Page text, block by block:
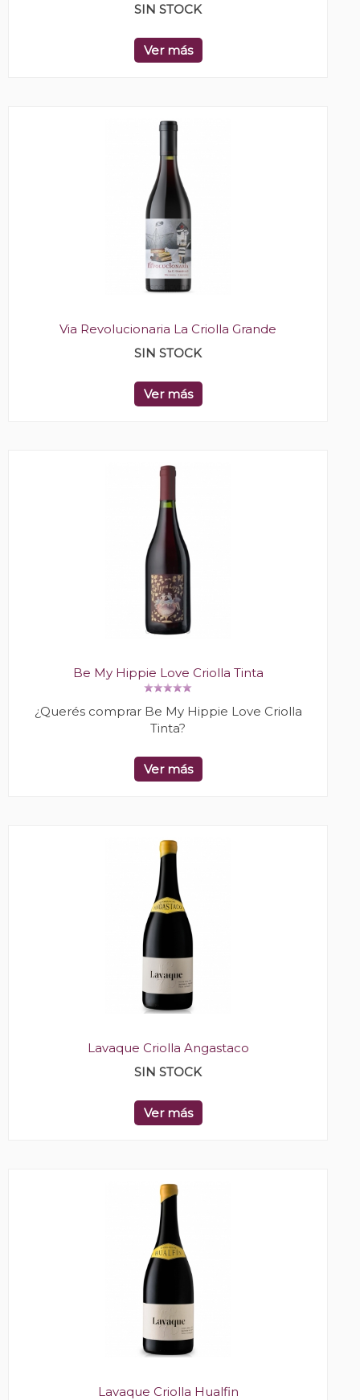
SIN STOCK
Ver más
Via Revolucionaria La Criolla Grande
SIN STOCK
Ver más
Be My Hippie Love Criolla Tinta
¿Querés comprar Be My Hippie Love Criolla
Tinta?
Ver más
Lavaque Criolla Angastaco
SIN STOCK
Ver más
Lavaque Criolla Hualfin